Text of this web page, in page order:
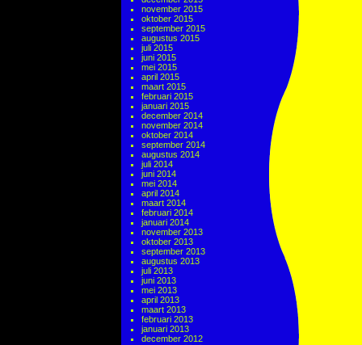
november 2015
oktober 2015
september 2015
augustus 2015
juli 2015
juni 2015
mei 2015
april 2015
maart 2015
februari 2015
januari 2015
december 2014
november 2014
oktober 2014
september 2014
augustus 2014
juli 2014
juni 2014
mei 2014
april 2014
maart 2014
februari 2014
januari 2014
november 2013
oktober 2013
september 2013
augustus 2013
juli 2013
juni 2013
mei 2013
april 2013
maart 2013
februari 2013
januari 2013
december 2012